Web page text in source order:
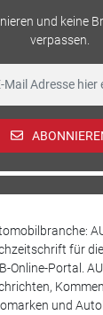
und keine
verpassen.
für
Online-Portal.
und